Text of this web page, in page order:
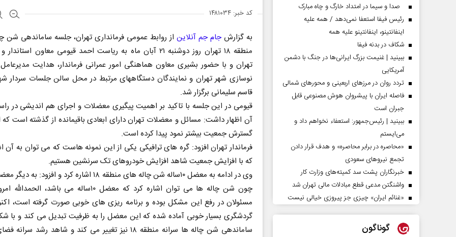
کد خبر: ۱۴۸۱۰۳۴
به گزارشجام جم آنلاین از روابط عمومی فرمانداری تهران، جلسه ساماندهی شن
منطقه ۱۸ تهران روز دوشنبه ۲۱ آبان ماه به ریاست احمد قیومی معاون
تهران و با حضور بشیری معاون هماهنگی امور عمرانی فرماندار، هدایت
نوسازی شهر تهران و نمایندگان دستگاههای مرتبط در محل سالن جلسات سردار
قاسم سلیمانی برگزار شد.
قیومی در این جلسه با تاکید بر اهمیت پیگیری معضلات و اجرای هم اندیشی در
آن اظهار داشت: مسائل و معضلات تهران دارای ابعادی باقیمانده از گذشته است که
گسترش جمعیت بیشتر نمود پیدا کرده است.
فرماندار تهران افزود: گره های ترافیکی یکی از این نمونه هاست که می توان به آن
که با افزایش جمعیت شاهد افزایش خودروهای تک سرنشین هستیم.
وی در ادامه به معضل ۱۰ساله شن چاله های منطقه ۱۸ اشاره کرد و
چون شن چاله ها می توان اشاره کرد که معضل ۱۰ساله می باشد،
مسئولان در رفع این مشکل بوده و برنامه ریزی های خوبی صورت گرفته است،
گردشگری بسیار خوبی آماده شده که این معضل را به ظرفیت تبدیل می کند و با
ساماندهی شن چاله ها سرانه منطقه ۱۸ نیز تغییر می کند و شاهد رشد
صدا و سیما در امتداد خارگ و چاه مبارک
رئیس فیفا استعفا نمی‌دهد / همه علیه
اینفانتینو، اینفانتینو علیه همه
شکاف در بدنه فیفا
ببینید | غنیمت بزرگ ایرانی‌ها در جنگ با دشمن
آمریکایی
تردد روان در مرزهای اربعینی و محورهای شمالی
فاصله ایران با پیشرو‌ان هوش مصنوعی قابل
جبران است
ببینید | رئیس‌جمهور: استعفاء نخواهم داد و
می‌ایستم
«محاصره در برابر محاصره» و هدف قرار دادن
تجمع نیروهای سعودی
خبرنگاران پشت سد کمیته‌های وزارت کار
واشنگتن مدعی قطع مبادلات مالی تهران شد
«غنائم ایران» چیزی جز پیروزی خیالی نیست
گوناگون